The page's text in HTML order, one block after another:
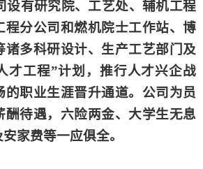
有研究院、工艺处、辅机工程
程分公司和燃机院士工作站、博
诸多科研设计、生产工艺部门及
才工程”计划，推行人才兴企战
的职业生涯晋升通道。公司为员
酬待遇，六险两金、大学生无息
家费等一应俱全。